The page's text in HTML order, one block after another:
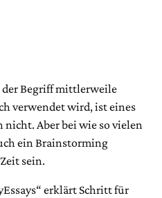
Begriff mittlerweile
verwendet wird, ist eines
nicht. Aber bei wie so vielen
ein Brainstorming
sein.
erklärt Schritt für